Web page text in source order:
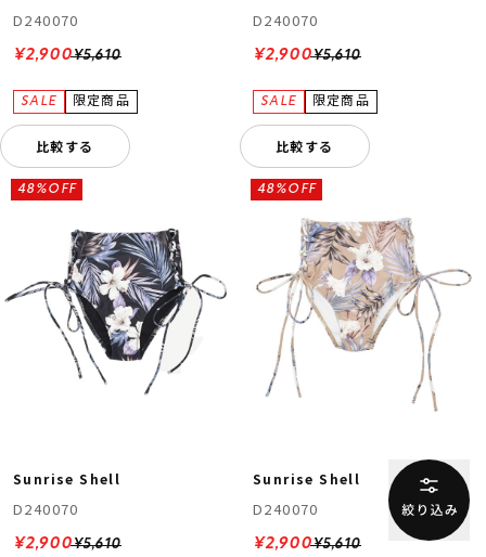
D240070
¥5,610
¥2,900
比較する
D240070
¥5,610
¥2,900
比較する
Sunrise Shell
D240070
¥5,610
48%OFF
¥2,900
Sunrise Shell
D240070
¥5,610
48%OFF
¥2,900